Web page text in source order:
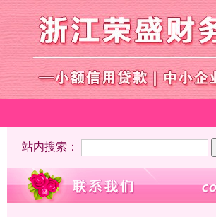
站内搜索：